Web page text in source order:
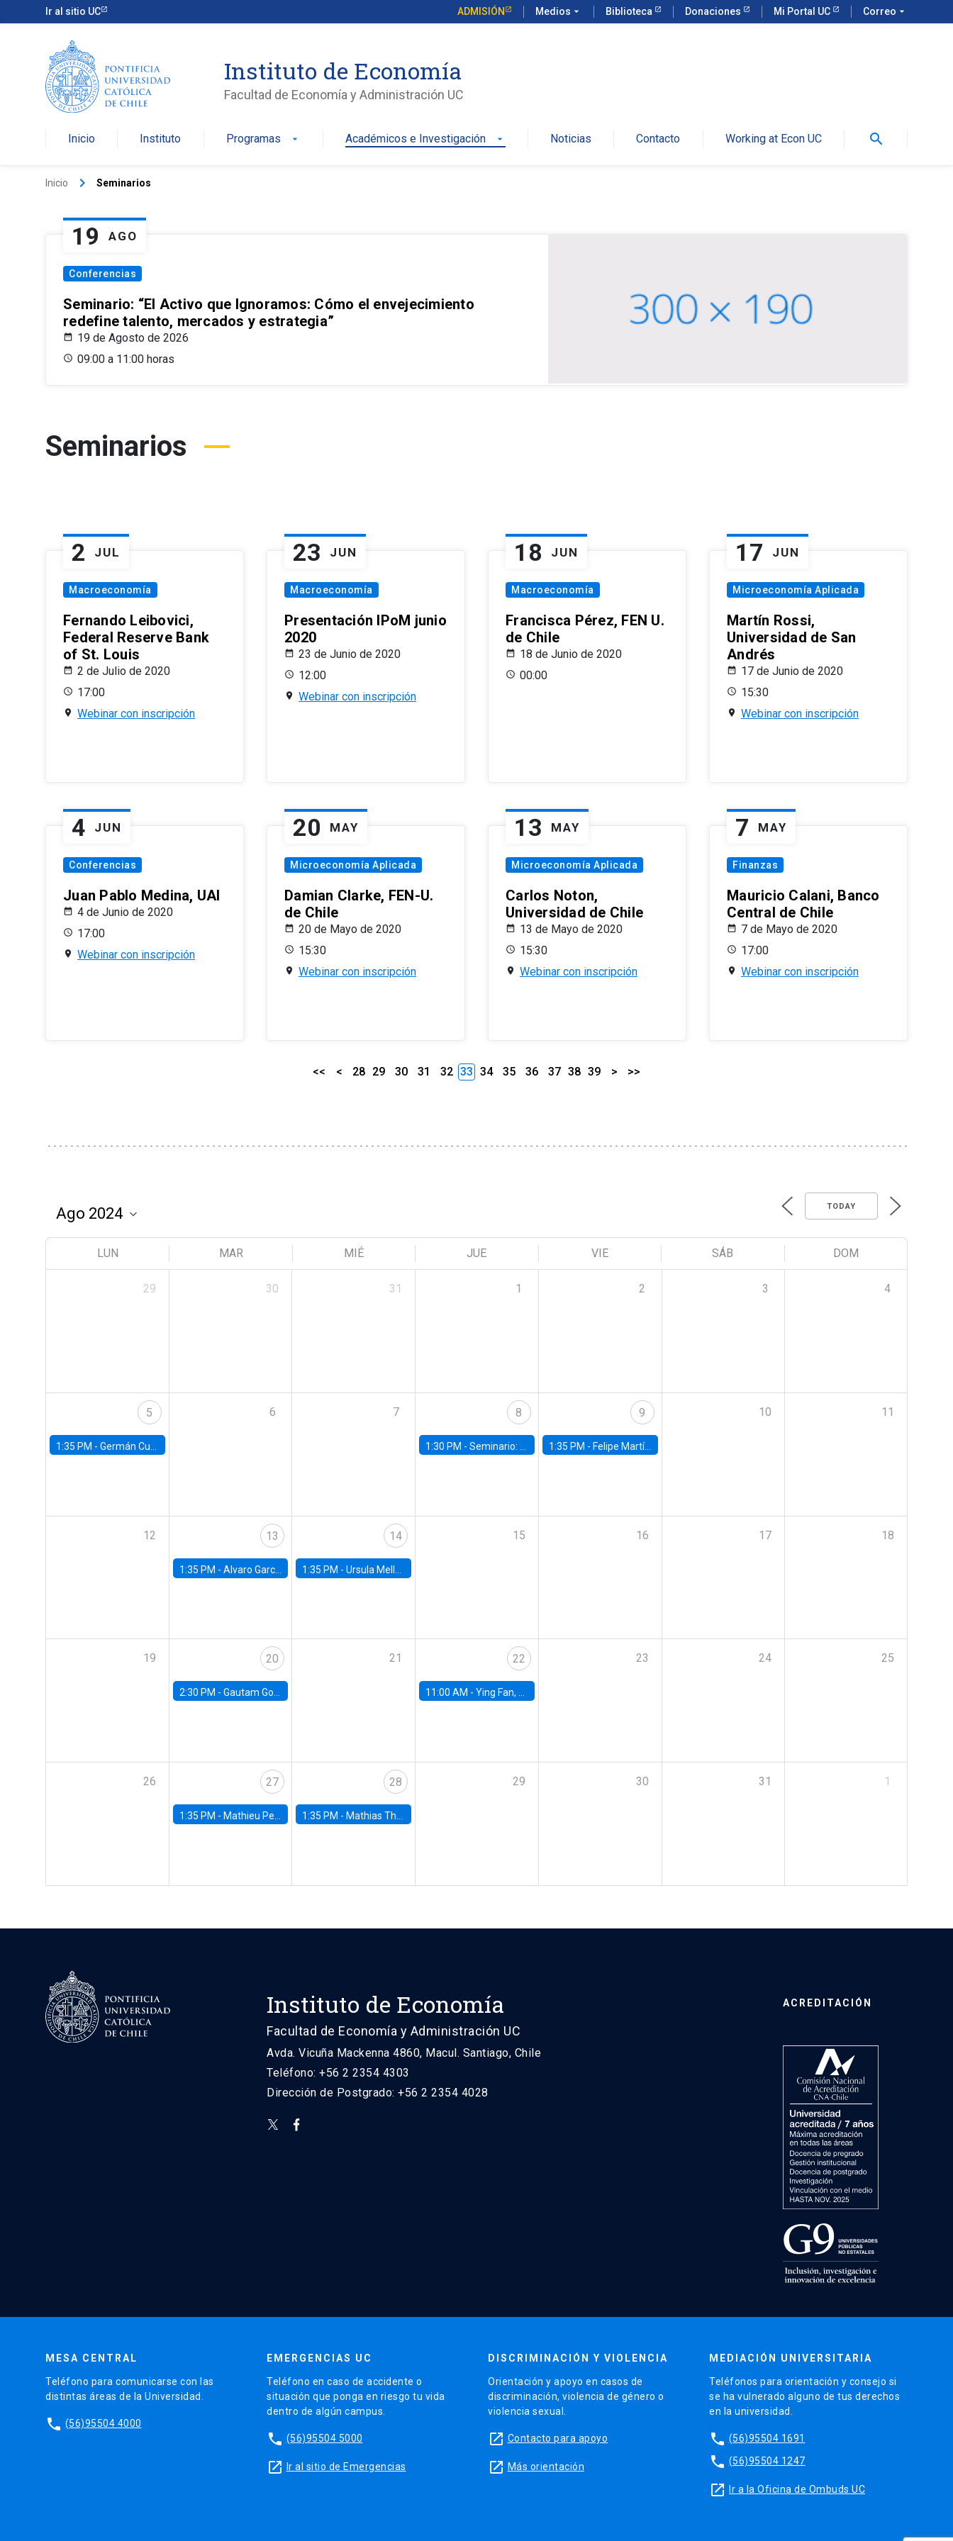
Ir al sitio UC ADMISIÓN Medios arrow_drop_down Biblioteca Donaciones Mi Portal UC Correo arrow_drop_down
Instituto de Economía
Facultad de Economía y Administración UC
Inicio Instituto Programas arrow_drop_down Académicos e Investigación arrow_drop_down Noticias Contacto Working at Econ UC search
Inicio keyboard_arrow_right Seminarios
19 AGO
Conferencias
Seminario: “El Activo que Ignoramos: Cómo el envejecimiento
redefine talento, mercados y estrategia”
19 de Agosto de 2026
09:00 a 11:00 horas
Seminarios
2 JUL
Macroeconomía
Fernando Leibovici,
Federal Reserve Bank
of St. Louis
2 de Julio de 2020
17:00
Webinar con inscripción
23 JUN
Macroeconomía
Presentación IPoM junio
2020
23 de Junio de 2020
12:00
Webinar con inscripción
18 JUN
Macroeconomía
Francisca Pérez, FEN U.
de Chile
18 de Junio de 2020
00:00
17 JUN
Microeconomía Aplicada
Martín Rossi,
Universidad de San
Andrés
17 de Junio de 2020
15:30
Webinar con inscripción
4 JUN
Conferencias
Juan Pablo Medina, UAI
4 de Junio de 2020
17:00
Webinar con inscripción
20 MAY
Microeconomía Aplicada
Damian Clarke, FEN-U.
de Chile
20 de Mayo de 2020
15:30
Webinar con inscripción
13 MAY
Microeconomía Aplicada
Carlos Noton,
Universidad de Chile
13 de Mayo de 2020
15:30
Webinar con inscripción
7 MAY
Finanzas
Mauricio Calani, Banco
Central de Chile
7 de Mayo de 2020
17:00
Webinar con inscripción
<< < 28 29 30 31 32 33 34 35 36 37 38 39 > >>
TODAY
LUN MAR MIÉ JUE VIE SÁB DOM
29 30 31 1 2 3 4
5
1:35 PM - Germán Cubas, University of Houston
6 7 8
1:30 PM -Seminario: “Recuperando la humanidad para progresar en la era de la IA»
9
1:35 PM - Felipe Martínez, alumno Doctorado en Economía UC
10 11
12 13
1:35 PM - Alvaro Garcia-Marin, Universidad de Los Andes
14
1:35 PM -Ursula Mello, Insper - Institute of Education and Research
15 16 17 18
19 20
2:30 PM - Gautam Gowrisankaran, Columbia University
21 22
11:00 AM -Ying Fan, University of Michigan
23 24 25
26 27
1:35 PM - Mathieu Pedemonte, IDB
28
1:35 PM - Mathias Thoenig, University of Lausanne
29 30 31 1
Instituto de Economía
Facultad de Economía y Administración UC
Avda. Vicuña Mackenna 4860, Macul. Santiago, Chile
Teléfono: +56 2 2354 4303
Dirección de Postgrado: +56 2 2354 4028
ACREDITACIÓN
MESA CENTRAL
Teléfono para comunicarse con las
distintas áreas de la Universidad.
phone (56)95504 4000
EMERGENCIAS UC
Teléfono en caso de accidente o
situación que ponga en riesgo tu vida
dentro de algún campus.
phone (56)95504 5000
launch Ir al sitio de Emergencias
DISCRIMINACIÓN Y VIOLENCIA
Orientación y apoyo en casos de
discriminación, violencia de género o
violencia sexual.
launch Contacto para apoyo
launch Más orientación
MEDIACIÓN UNIVERSITARIA
Teléfonos para orientación y consejo si
se ha vulnerado alguno de tus derechos
en la universidad.
phone (56)95504 1691
phone (56)95504 1247
launch Ir a la Oficina de Ombuds UC